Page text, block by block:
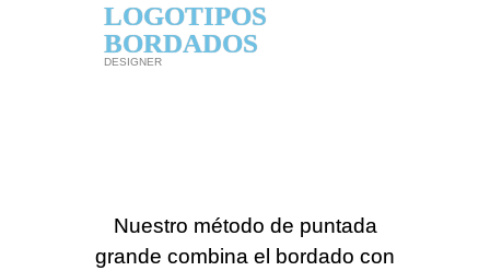
LOGOTIPOS
BORDADOS
DESIGNER
Nuestro método de puntada
grande combina el bordado con